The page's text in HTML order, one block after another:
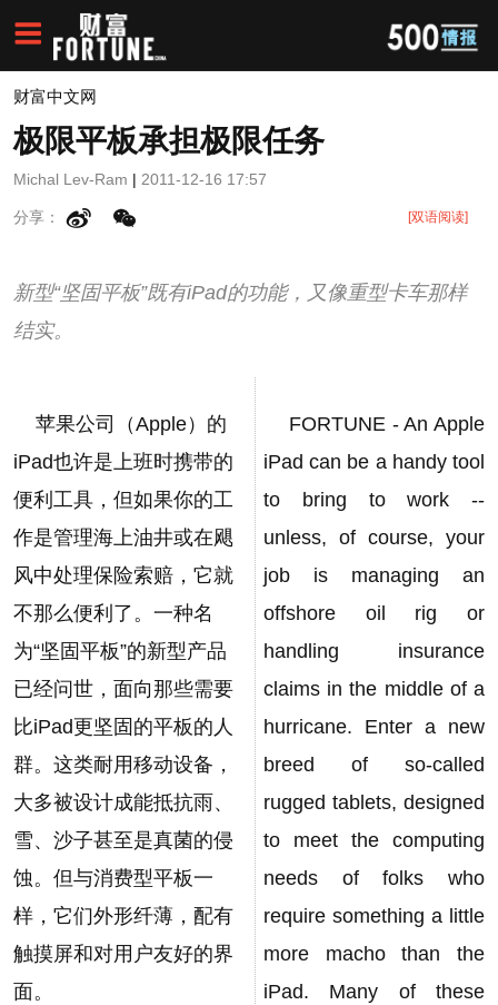
财富中文网
极限平板承担极限任务
Michal Lev-Ram | 2011-12-16 17:57
分享： [双语阅读]
新型“坚固平板”既有iPad的功能，又像重型卡车那样
结实。
苹果公司（Apple）的
iPad也许是上班时携带的
便利工具，但如果你的工
作是管理海上油井或在飓
风中处理保险索赔，它就
不那么便利了。一种名
为“坚固平板”的新型产品
已经问世，面向那些需要
比iPad更坚固的平板的人
群。这类耐用移动设备，
大多被设计成能抵抗雨、
雪、沙子甚至是真菌的侵
蚀。但与消费型平板一
样，它们外形纤薄，配有
触摸屏和对用户友好的界
面。
FORTUNE - An Apple
iPad can be a handy tool
to bring to work --
unless, of course, your
job is managing an
offshore oil rig or
handling insurance
claims in the middle of a
hurricane. Enter a new
breed of so-called
rugged tablets, designed
to meet the computing
needs of folks who
require something a little
more macho than the
iPad. Many of these